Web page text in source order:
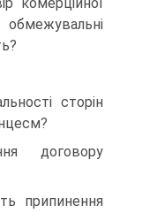
сторін
договору
припинення